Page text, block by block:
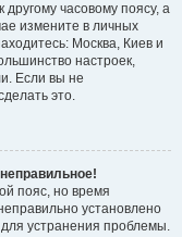
часовому поясу, а
измените в личных
Москва, Киев и
настроек,
Если вы не
это.
пояс, но время
установлено
устранения проблемы.